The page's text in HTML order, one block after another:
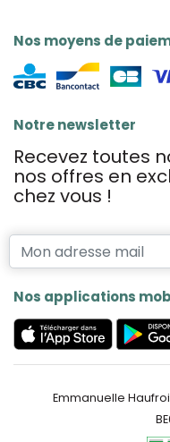
Nos moyens de
Notre newsletter
Recevez toutes
nos offres en
chez vous !
Nos applications
Emmanuelle